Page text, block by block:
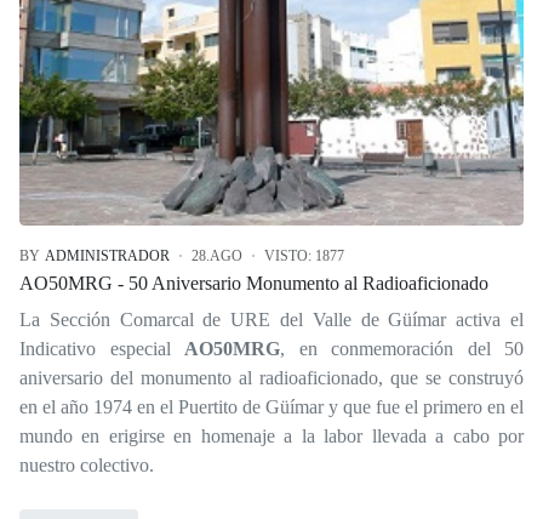
BY ADMINISTRADOR 28.AGO VISTO: 1877
AO50MRG - 50 Aniversario Monumento al Radioaficionado
La Sección Comarcal de URE del Valle de Güímar activa el
Indicativo especial AO50MRG, en conmemoración del 50
aniversario del monumento al radioaficionado, que se construyó
en el año 1974 en el Puertito de Güímar y que fue el primero en el
mundo en erigirse en homenaje a la labor llevada a cabo por
nuestro colectivo.